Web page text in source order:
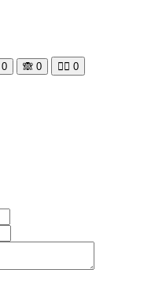
0 🙈 0 🧘‍♀️ 0